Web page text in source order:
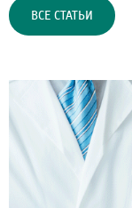
ВСЕ СТАТЬИ